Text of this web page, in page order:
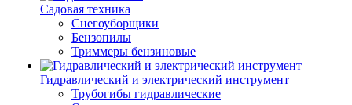
Садовая техника
Снегоуборщики
Бензопилы
Триммеры бензиновые
Гидравлический и электрический инструмент
Трубогибы гидравлические